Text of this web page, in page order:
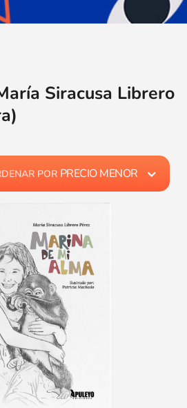
Siracusa Librero
POR PRECIO MENOR